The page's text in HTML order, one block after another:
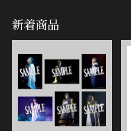
新着商品